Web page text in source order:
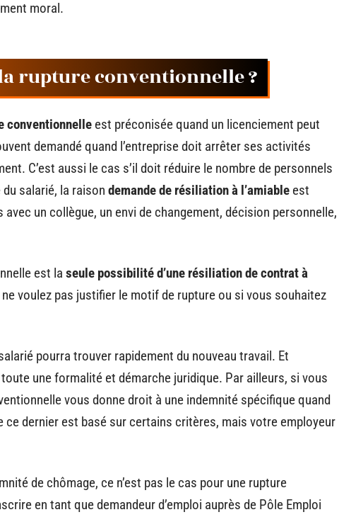
moral.
rupture conventionnelle ?
conventionnelle est préconisée quand un licenciement peut
demandé quand l’entreprise doit arrêter ses activités
C’est aussi le cas s’il doit réduire le nombre de personnels
salarié, la raison demande de résiliation à l’amiable est
un collègue, un envi de changement, décision personnelle,
est la seule possibilité d’une résiliation de contrat à
ne voulez pas justifier le motif de rupture ou si vous souhaitez
pourra trouver rapidement du nouveau travail. Et
toute une formalité et démarche juridique. Par ailleurs, si vous
vous donne droit à une indemnité spécifique quand
ce dernier est basé sur certains critères, mais votre employeur
de chômage, ce n’est pas le cas pour une rupture
en tant que demandeur d’emploi auprès de Pôle Emploi